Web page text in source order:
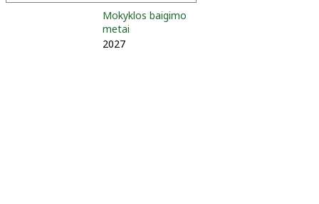
Mokyklos baigimo
metai
2027